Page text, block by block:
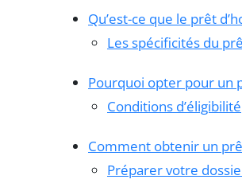
Qu’est-ce que le prêt
Les spécificités du
Pourquoi opter pour un
Conditions d’éligibilité
Comment obtenir un
Préparer votre